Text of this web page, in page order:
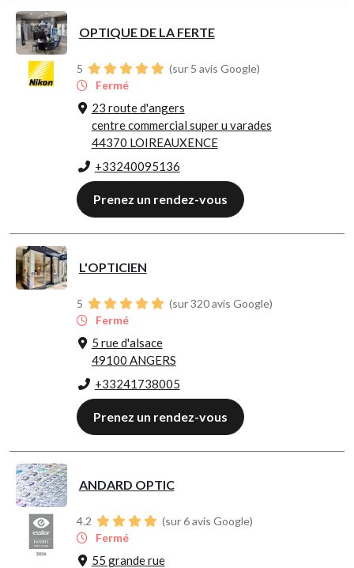
OPTIQUE DE LA FERTE
5
(sur 5 avis Google)
Fermé
23 route d'angers
centre commercial super u varades
44370 LOIREAUXENCE
+33240095136
Prenez un rendez-vous
L'OPTICIEN
5
(sur 320 avis Google)
Fermé
5 rue d'alsace
49100 ANGERS
+33241738005
Prenez un rendez-vous
ANDARD OPTIC
4.2
(sur 6 avis Google)
Fermé
55 grande rue